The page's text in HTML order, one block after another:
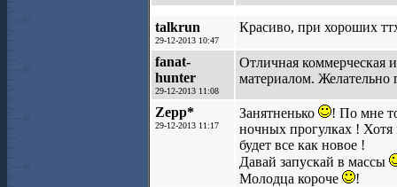
talkrun
29-12-2013 10:47
Красиво, при хороших
fanat-
hunter
29-12-2013 11:08
Отличная коммерческая
материалом.
Zepp*
29-12-2013 11:17
Занятненько
! По мне
ночных прогулках ! Хотя
будет все как новое !
Давай запускай в массы
Молодца короче
!